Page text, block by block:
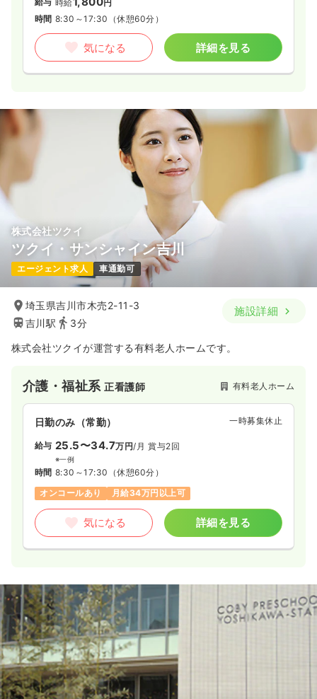
時給
円
時間 8:30～17:30 （休憩60分）
気になる 詳細を見る
株式会社ツクイ
ツクイ・サンシャイン吉川
エージェント求人 車通勤可
埼玉県吉川市木売2-11-3
吉川駅
3分
施設詳細
株式会社ツクイが運営する有料老人ホームです。
介護・福祉系正看護師 有料老人ホーム
日勤のみ（常勤） 一時募集休止
給与 25.5〜34.7万円/月 賞与2回
※一例
時間 8:30～17:30 （休憩60分）
オンコールあり
月給34万円以上可
気になる 詳細を見る